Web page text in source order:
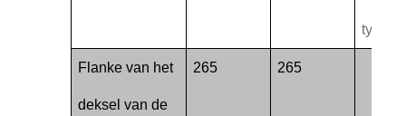
type
Flanke van het
deksel van de
265 265